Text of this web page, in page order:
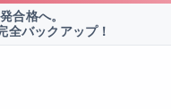
合格へ。
全バックアップ！